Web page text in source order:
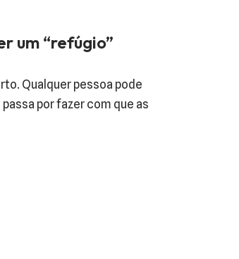
um “refúgio”
Qualquer pessoa pode
por fazer com que as